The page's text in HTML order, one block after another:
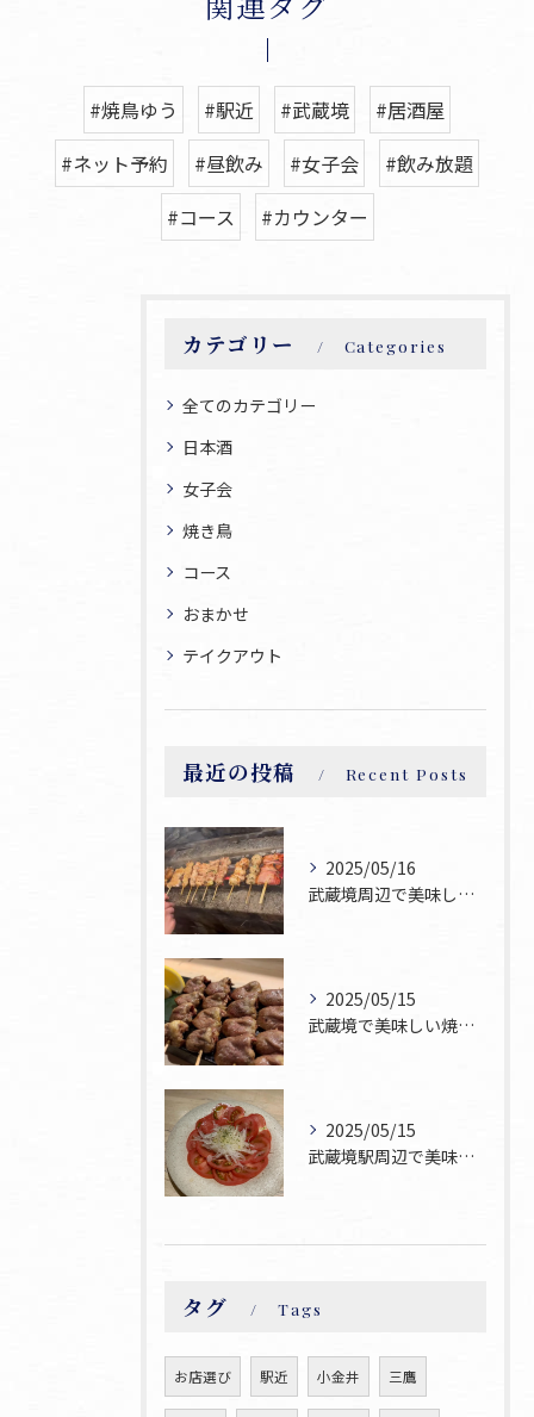
#焼鳥ゆう #駅近 #武蔵境
#居酒屋
#ネット予約
#昼飲み #女子会
#飲み放題
#コース
#カウンター
カテゴリー Categories
全てのカテゴリー
日本酒
女子会
焼き鳥
コース
おまかせ
テイクアウト
最近の投稿 Recent Posts
2025/05/16
武蔵境周辺で美味しい焼鳥が食べられるお店焼鳥ゆうです♪
2025/05/15
武蔵境で美味しい焼鳥お探しならぜひ焼鳥ゆうへお越し下さい！
2025/05/15
武蔵境駅周辺で美味しい焼鳥が食べられるお店焼鳥ゆうです♪
タグ Tags
お店選び 駅近 小金井 三鷹